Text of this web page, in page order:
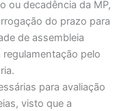
ou decadência da MP,
do prazo para
de assembleia
pelo
para avaliação
visto que a